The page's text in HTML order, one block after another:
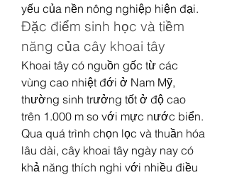
yếu của nền nông nghiệp hiện đại.
Đặc điểm sinh học và tiềm
năng của cây khoai tây
Khoai tây có nguồn gốc từ các
vùng cao nhiệt đới ở Nam Mỹ,
thường sinh trưởng tốt ở độ cao
trên 1.000 m so với mực nước biển.
Qua quá trình chọn lọc và thuần hóa
lâu dài, cây khoai tây ngày nay có
khả năng thích nghi với nhiều điều